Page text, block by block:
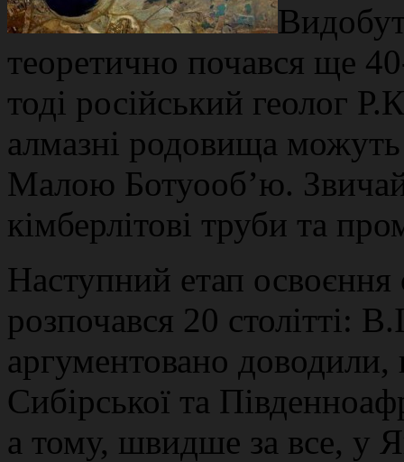
теоретично почався ще
тоді російський геолог
алмазні родовища
Малою Ботуооб’ю.
кімберлітові труби та
Наступний етап
розпочався 20 столітті:
аргументовано доводили,
Сибірської та
а тому, швидше за все, у